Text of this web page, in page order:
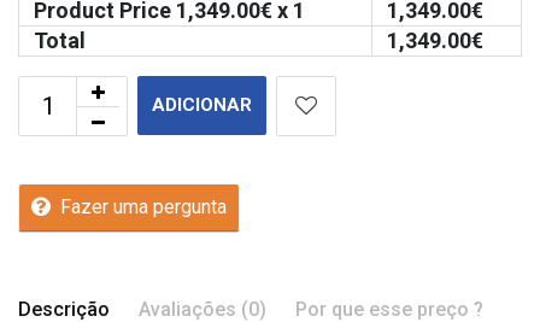
Product Price 1,349.00€ x 1 1,349.00€
Total
1,349.00€
ADICIONAR
Fazer uma pergunta
Descrição Avaliações (0) Por que esse preço ?